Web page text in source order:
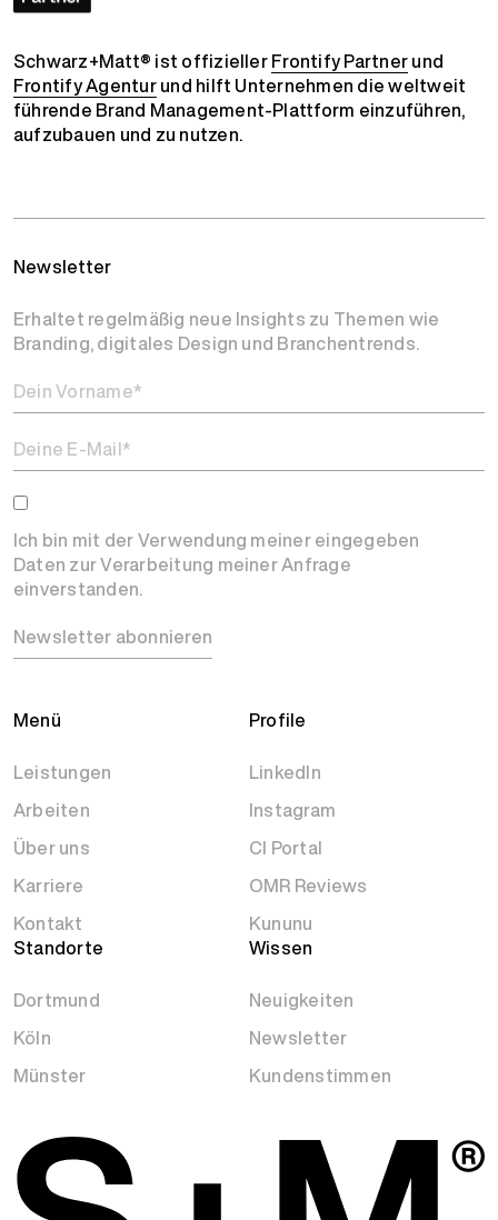
Schwarz+Matt® ist offiziellerFrontify Partnerund
Frontify Agenturund hilft Unternehmen die weltweit
führende Brand Management-Plattform einzuführen,
aufzubauen und zu nutzen.
Menü
Leistungen
Arbeiten
Über uns
Karriere
Kontakt
Profile
LinkedIn
Instagram
CI Portal
OMR Reviews
Kununu
Standorte
Dortmund
Köln
Münster
Wissen
Neuigkeiten
Newsletter
Kundenstimmen
Newsletter
Erhaltet regelmäßig neue Insights zu Themen wie
Branding, digitales Design und Branchentrends.
Ich bin mit der Verwendung meiner eingegeben
Daten zur Verarbeitung meiner Anfrage
einverstanden.
Newsletter abonnieren